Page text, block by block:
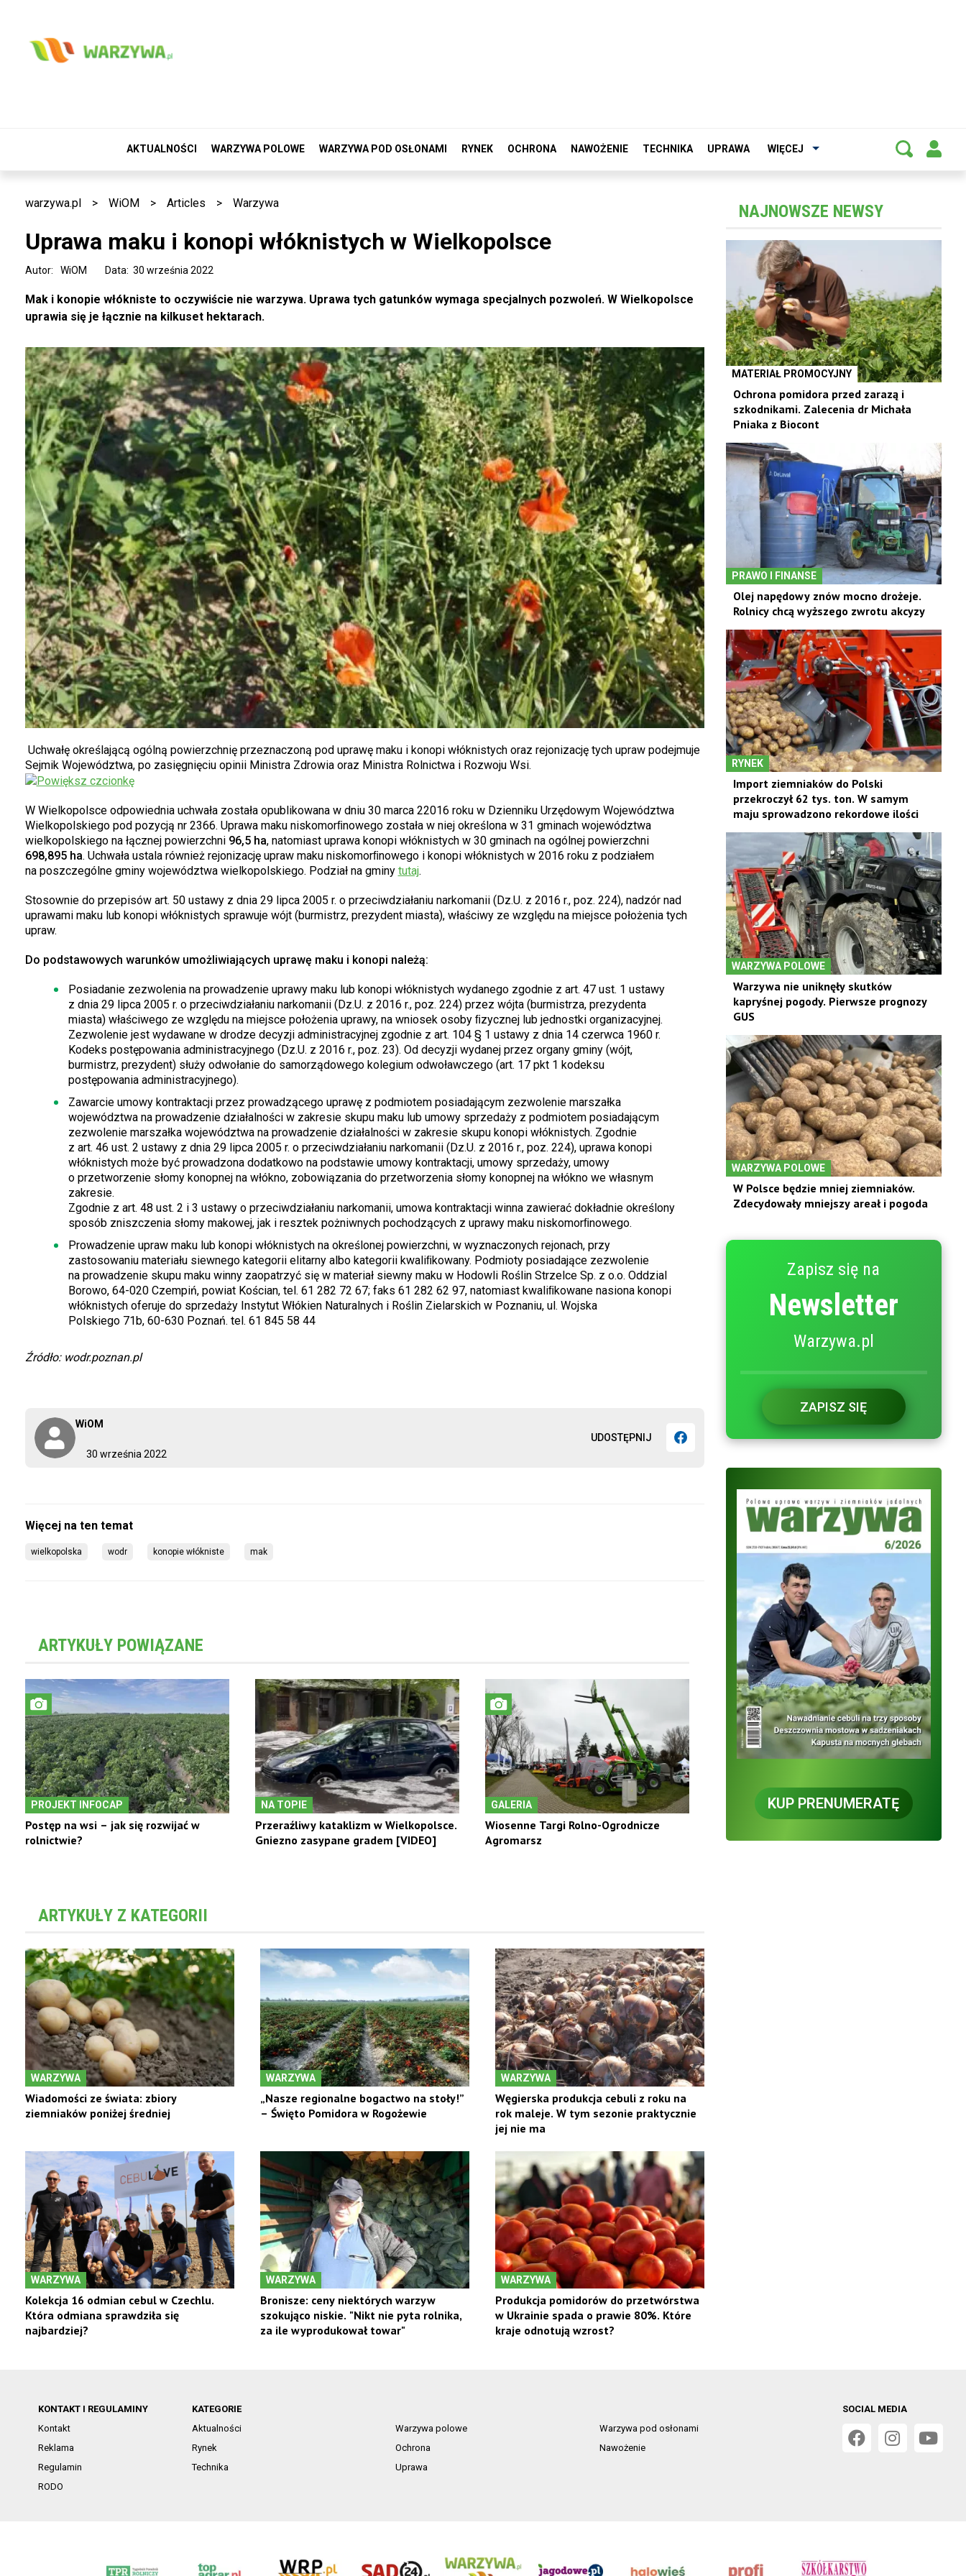
AKTUALNOŚCI WARZYWA POLOWE WARZYWA POD OSŁONAMI RYNEK OCHRONA NAWOŻENIE TECHNIKA UPRAWA WIĘCEJ
warzywa.pl > WiOM > Articles > Warzywa
Uprawa maku i konopi włóknistych w Wielkopolsce
Data: 30 września 2022
Autor: WiOM
30 września 2022
WiOM
UDOSTĘPNIJ
Mak i konopie włókniste to oczywiście nie warzywa. Uprawa tych gatunków wymaga specjalnych pozwoleń. W Wielkopolsce
uprawia się je łącznie na kilkuset hektarach.
Uchwałę określającą ogólną powierzchnię przeznaczoną pod uprawę maku i konopi włóknistych oraz rejonizację tych upraw podejmuje
Sejmik Województwa, po zasięgnięciu opinii Ministra Zdrowia oraz Ministra Rolnictwa i Rozwoju Wsi.
W Wielkopolsce odpowiednia uchwała została opublikowana w dniu 30 marca 22016 roku w Dzienniku Urzędowym Województwa
Wielkopolskiego pod pozycją nr 2366. Uprawa maku niskomorﬁnowego została w niej określona w 31 gminach województwa
wielkopolskiego na łącznej powierzchni 96,5 ha, natomiast uprawa konopi włóknistych w 30 gminach na ogólnej powierzchni
698,895 ha. Uchwała ustala również rejonizację upraw maku niskomorﬁnowego i konopi włóknistych w 2016 roku z podziałem
na poszczególne gminy województwa wielkopolskiego. Podział na gminy tutaj.
Stosownie do przepisów art. 50 ustawy z dnia 29 lipca 2005 r. o przeciwdziałaniu narkomanii (Dz.U. z 2016 r., poz. 224), nadzór nad
uprawami maku lub konopi włóknistych sprawuje wójt (burmistrz, prezydent miasta), właściwy ze względu na miejsce położenia tych
upraw.
Do podstawowych warunków umożliwiających uprawę maku i konopi należą:
Posiadanie zezwolenia na prowadzenie uprawy maku lub konopi włóknistych wydanego zgodnie z art. 47 ust. 1 ustawy
z dnia 29 lipca 2005 r. o przeciwdziałaniu narkomanii (Dz.U. z 2016 r., poz. 224) przez wójta (burmistrza, prezydenta
miasta) właściwego ze względu na miejsce położenia uprawy, na wniosek osoby ﬁzycznej lub jednostki organizacyjnej.
Zezwolenie jest wydawane w drodze decyzji administracyjnej zgodnie z art. 104 § 1 ustawy z dnia 14 czerwca 1960 r.
Kodeks postępowania administracyjnego (Dz.U. z 2016 r., poz. 23). Od decyzji wydanej przez organy gminy (wójt,
burmistrz, prezydent) służy odwołanie do samorządowego kolegium odwoławczego (art. 17 pkt 1 kodeksu
postępowania administracyjnego).
Zawarcie umowy kontraktacji przez prowadzącego uprawę z podmiotem posiadającym zezwolenie marszałka
województwa na prowadzenie działalności w zakresie skupu maku lub umowy sprzedaży z podmiotem posiadającym
zezwolenie marszałka województwa na prowadzenie działalności w zakresie skupu konopi włóknistych. Zgodnie
z art. 46 ust. 2 ustawy z dnia 29 lipca 2005 r. o przeciwdziałaniu narkomanii (Dz.U. z 2016 r., poz. 224), uprawa konopi
włóknistych może być prowadzona dodatkowo na podstawie umowy kontraktacji, umowy sprzedaży, umowy
o przetworzenie słomy konopnej na włókno, zobowiązania do przetworzenia słomy konopnej na włókno we własnym
zakresie.
Zgodnie z art. 48 ust. 2 i 3 ustawy o przeciwdziałaniu narkomanii, umowa kontraktacji winna zawierać dokładnie określony
sposób zniszczenia słomy makowej, jak i resztek pożniwnych pochodzących z uprawy maku niskomorﬁnowego.
Prowadzenie upraw maku lub konopi włóknistych na określonej powierzchni, w wyznaczonych rejonach, przy
zastosowaniu materiału siewnego kategorii elitarny albo kategorii kwaliﬁkowany. Podmioty posiadające zezwolenie
na prowadzenie skupu maku winny zaopatrzyć się w materiał siewny maku w Hodowli Roślin Strzelce Sp. z o.o. Oddzial
Borowo, 64-020 Czempiń, powiat Kościan, tel. 61 282 72 67; faks 61 282 62 97, natomiast kwaliﬁkowane nasiona konopi
włóknistych oferuje do sprzedaży Instytut Włókien Naturalnych i Roślin Zielarskich w Poznaniu, ul. Wojska
Polskiego 71b, 60-630 Poznań. tel. 61 845 58 44
Źródło: wodr.poznan.pl
wielkopolska wodr konopie włókniste mak
ARTYKUŁY POWIĄZANE
PROJEKT INFOCAP
Postęp na wsi – jak się rozwijać w
rolnictwie?
NA TOPIE
Przeraźliwy kataklizm w Wielkopolsce.
Gniezno zasypane gradem [VIDEO]
GALERIA
Wiosenne Targi Rolno-Ogrodnicze
Agromarsz
ARTYKUŁY Z KATEGORII
WARZYWA
Wiadomości ze świata: zbiory
ziemniaków poniżej średniej
WARZYWA
„Nasze regionalne bogactwo na stoły!”
– Święto Pomidora w Rogożewie
WARZYWA
Węgierska produkcja cebuli z roku na
rok maleje. W tym sezonie praktycznie
jej nie ma
WARZYWA
Kolekcja 16 odmian cebul w Czechlu.
Która odmiana sprawdziła się
najbardziej?
WARZYWA
Bronisze: ceny niektórych warzyw
szokująco niskie. "Nikt nie pyta rolnika,
za ile wyprodukował towar"
WARZYWA
Produkcja pomidorów do przetwórstwa
w Ukrainie spada o prawie 80%. Które
kraje odnotują wzrost?
NAJNOWSZE NEWSY
MATERIAŁ PROMOCYJNY
Ochrona pomidora przed zarazą i
szkodnikami. Zalecenia dr Michała
Pniaka z Biocont
PRAWO I FINANSE
Olej napędowy znów mocno drożeje.
Rolnicy chcą wyższego zwrotu akcyzy
RYNEK
Import ziemniaków do Polski
przekroczył 62 tys. ton. W samym
maju sprowadzono rekordowe ilości
WARZYWA POLOWE
Warzywa nie uniknęły skutków
kapryśnej pogody. Pierwsze prognozy
GUS
WARZYWA POLOWE
W Polsce będzie mniej ziemniaków.
Zdecydowały mniejszy areał i pogoda
Zapisz się na
Newsletter
Warzywa.pl
ZAPISZ SIĘ
KUP PRENUMERATĘ
KONTAKT I REGULAMINY
Kontakt
Reklama
Regulamin
RODO
KATEGORIE
Aktualności
Warzywa polowe
Warzywa pod osłonami
Rynek
Ochrona
Nawożenie
Technika
Uprawa
SOCIAL MEDIA